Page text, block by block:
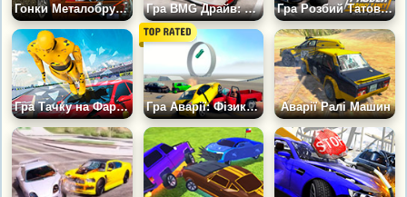
Гонки Металобрухт 3Д Гра BMG Драйв: Симулятор Аварій Машин Гра Розбий Татову Тачку: Реальні Аварії
Гра Тачку на Фарш: Манекена в Політ Гра Аварії: Фізика Машини Аварії Ралі Машин